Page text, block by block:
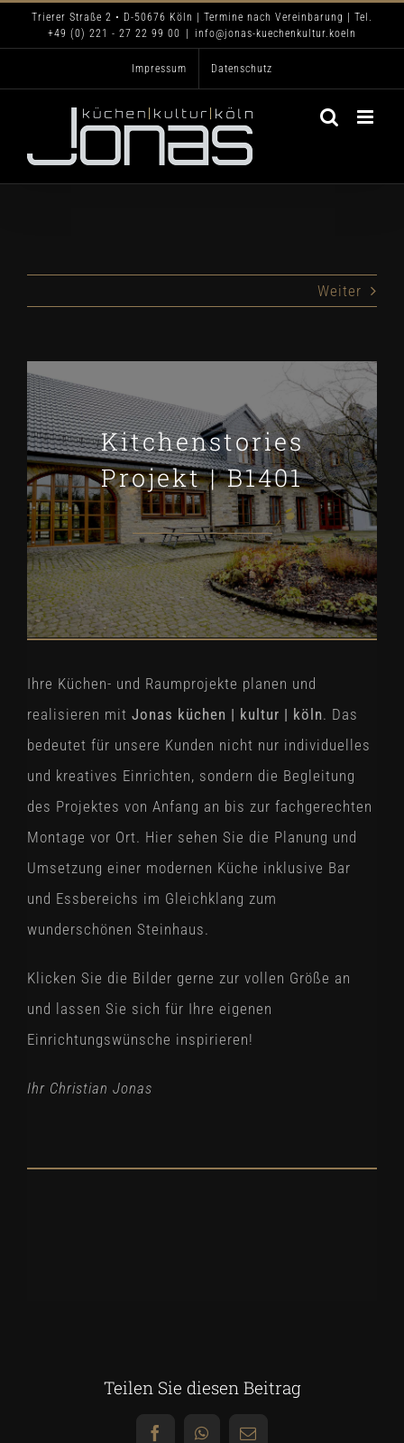
Inhalt
Trierer Straße 2 • D-50676 Köln | Termine nach Vereinbarung | Tel.
+49 (0) 221 - 27 22 99 00
info@jonas-kuechenkultur.koeln
Impressum Datenschutz
Weiter
Kitchenstories
Projekt | B1401
Ihre Küchen- und Raumprojekte planen und
realisieren mit Jonas küchen | kultur | köln. Das
bedeutet für unsere Kunden nicht nur individuelles
und kreatives Einrichten, sondern die Begleitung
des Projektes von Anfang an bis zur fachgerechten
Montage vor Ort. Hier sehen Sie die Planung und
Umsetzung einer modernen Küche inklusive Bar
und Essbereichs im Gleichklang zum
wunderschönen Steinhaus.
Klicken Sie die Bilder gerne zur vollen Größe an
und lassen Sie sich für Ihre eigenen
Einrichtungswünsche inspirieren!
Ihr Christian Jonas
Teilen Sie diesen Beitrag
FacebookWhatsApp
E-